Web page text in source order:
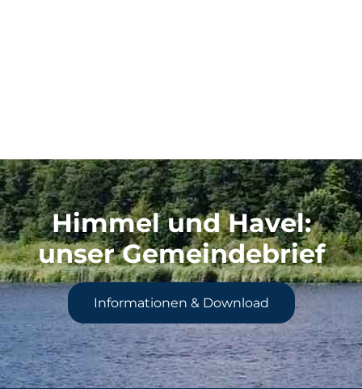
Himmel und Havel:
unser Gemeindebrief
Informationen & Download